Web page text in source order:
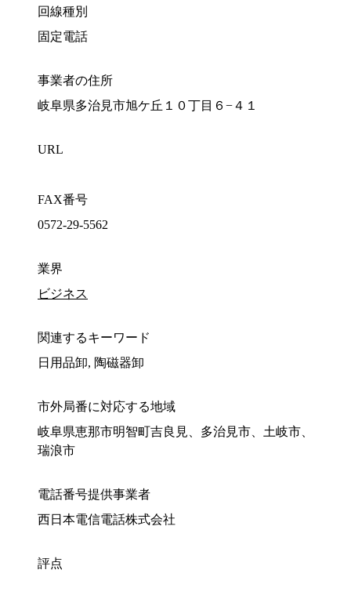
回線種別
固定電話
事業者の住所
岐阜県多治見市旭ケ丘１０丁目６−４１
URL
FAX番号
0572-29-5562
業界
ビジネス
関連するキーワード
日用品卸, 陶磁器卸
市外局番に対応する地域
岐阜県恵那市明智町吉良見、多治見市、土岐市、
瑞浪市
電話番号提供事業者
西日本電信電話株式会社
評点